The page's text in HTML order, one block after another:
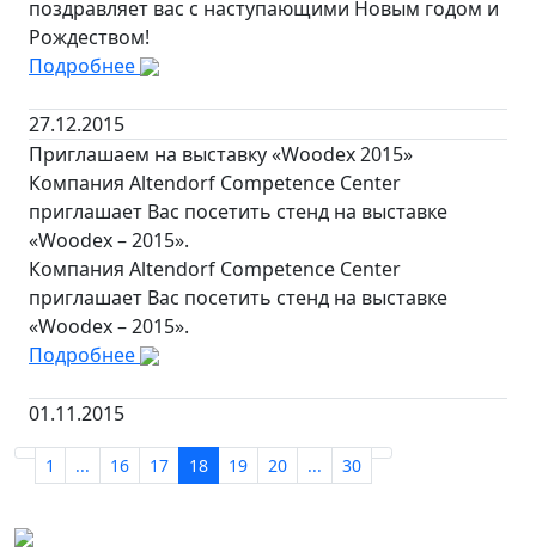
поздравляет вас с наступающими Новым годом и
Рождеством!
Подробнее
27.12.2015
Приглашаем на выставку «Woodex 2015»
Компания Altendorf Competence Center
приглашает Вас посетить стенд на выставке
«Woodex – 2015».
Компания Altendorf Competence Center
приглашает Вас посетить стенд на выставке
«Woodex – 2015».
Подробнее
01.11.2015
1 ... 16 17 18 19 20 ... 30